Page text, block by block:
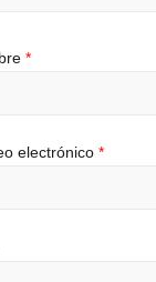
*
electrónico*